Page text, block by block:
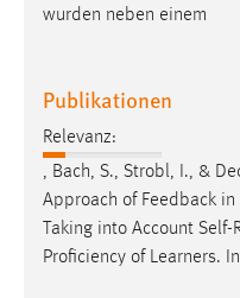
wurden neben einem
Publikationen
Relevanz:
, Bach, S., Strobl, I., &
Approach of Feedback in
Taking into Account
Proficiency of Learners.